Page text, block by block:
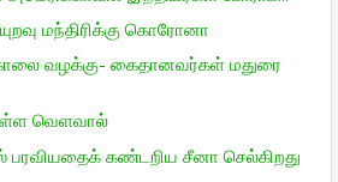
மந்திரிக்கு கொரோனா
வழக்கு- கைதானவர்கள் மதுரை
வெளவால்
கண்டறிய சீனா செல்கிறது